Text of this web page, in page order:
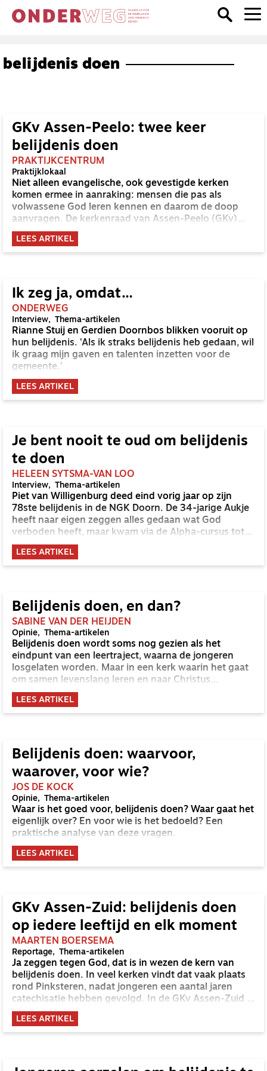
belijdenis doen
GKv Assen-Peelo: twee keer
belijdenis doen
PRAKTIJKCENTRUM
Praktijklokaal
Niet alleen evangelische, ook gevestigde kerken
komen ermee in aanraking: mensen die pas als
volwassene God leren kennen en daarom de doop
aanvragen. De kerkenraad van Assen-Peelo (GKv)
laat hen twee keer belijdenis doen.
LEES ARTIKEL
Ik zeg ja, omdat…
ONDERWEG
Interview Thema-artikelen
Rianne Stuij en Gerdien Doornbos blikken vooruit op
hun belijdenis. 'Als ik straks belijdenis heb gedaan, wil
ik graag mijn gaven en talenten inzetten voor de
gemeente.'
LEES ARTIKEL
Je bent nooit te oud om belijdenis
te doen
HELEEN SYTSMA-VAN LOO
Interview Thema-artikelen
Piet van Willigenburg deed eind vorig jaar op zijn
78ste belijdenis in de NGK Doorn. De 34-jarige Aukje
heeft naar eigen zeggen alles gedaan wat God
verboden heeft, maar kwam via de Alpha-cursus tot
geloof en deed vorig voorjaar belijdenis. De twee
vertellen hun verhaal. ‘Gods genade is veel groter dan
sommige mensen denken.’
LEES ARTIKEL
Belijdenis doen, en dan?
SABINE VAN DER HEIJDEN
Opinie Thema-artikelen
Belijdenis doen wordt soms nog gezien als het
eindpunt van een leertraject, waarna de jongeren
losgelaten worden. Maar in een kerk waarin het gaat
om samen levenslang leren en naar Christus
toegroeien zou het geen eindpunt maar een
markeringspunt moeten zijn.
LEES ARTIKEL
Belijdenis doen: waarvoor,
waarover, voor wie?
JOS DE KOCK
Opinie Thema-artikelen
Waar is het goed voor, belijdenis doen? Waar gaat het
eigenlijk over? En voor wie is het bedoeld? Een
praktische analyse van deze vragen.
LEES ARTIKEL
GKv Assen-Zuid: belijdenis doen
op iedere leeftijd en elk moment
MAARTEN BOERSEMA
Reportage Thema-artikelen
Ja zeggen tegen God, dat is in wezen de kern van
belijdenis doen. In veel kerken vindt dat vaak plaats
rond Pinksteren, nadat jongeren een aantal jaren
catechisatie hebben gevolgd. In de GKv Assen-Zuid is
dat anders. Daar kun je op elk moment in het jaar en
op iedere leeftijd belijdenis doen. 'Ons pleidooi is om
meer te rekenen met Gods leiding in je leven.'
LEES ARTIKEL